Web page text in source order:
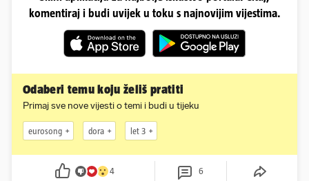
komentiraj i budi uvijek u toku s najnovijim vijestima.
Odaberi temu koju želiš pratiti
Primaj sve nove vijesti o temi i budi u tijeku
eurosong dora let 3
4 6